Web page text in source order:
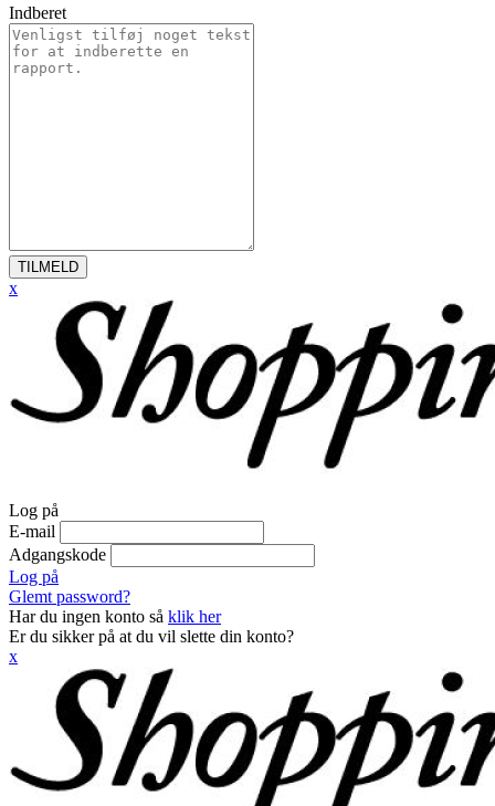
Indberet
TILMELD
x
Log på
E-mail
Adgangskode
Log på
Glemt password?
Har du ingen konto så klik her
Er du sikker på at du vil slette din konto?
x